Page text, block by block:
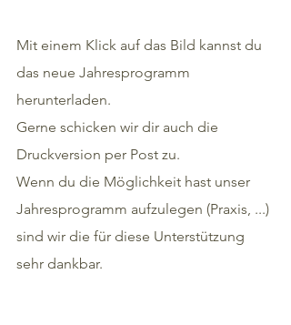
Mit einem Klick auf das Bild kannst du
das neue Jahresprogramm
herunterladen.
Gerne schicken wir dir auch die
Druckversion per Post zu.
Wenn du die Möglichkeit hast unser
Jahresprogramm aufzulegen (Praxis, ...)
sind wir die für diese Unterstützung
sehr dankbar.